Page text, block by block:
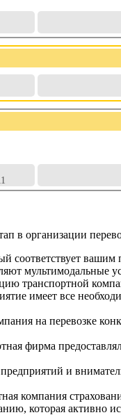
в организации
соответствует
мультимодальные
транспортной
имеет все
на перевозке
фирма
и
компания
которая активно